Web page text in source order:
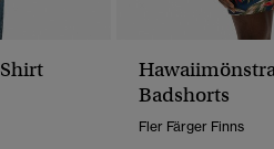
Badshorts
Fler Färger Finns